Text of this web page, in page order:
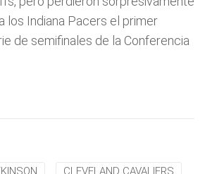
los Indiana Pacers el primer
de semifinales de la Conferencia
CLEVELAND CAVALIERS